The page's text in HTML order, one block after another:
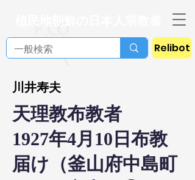
Relibot
川井寿夫
天理教布教者
1927年4月10日布教
届け（釜山府中島町